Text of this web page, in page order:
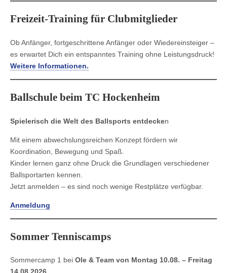
Freizeit-Training für Clubmitglieder
Ob Anfänger, fortgeschrittene Anfänger oder Wiedereinsteiger –
es erwartet Dich ein entspanntes Training ohne Leistungsdruck!
Weitere Informationen.
Ballschule beim TC Hockenheim
Spielerisch die Welt des Ballsports entdecken
Mit einem abwechslungsreichen Konzept fördern wir
Koordination, Bewegung und Spaß.
Kinder lernen ganz ohne Druck die Grundlagen verschiedener
Ballsportarten kennen.
Jetzt anmelden – es sind noch wenige Restplätze verfügbar.
Anmeldung
Sommer Tenniscamps
Sommercamp 1 bei Ole & Team von Montag 10.08. – Freitag